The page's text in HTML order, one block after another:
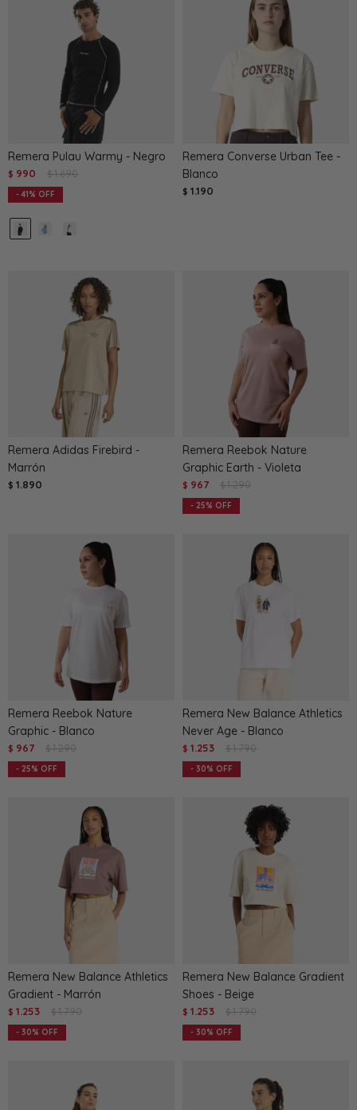
Remera Pulau Warmy - Negro
$ 990 $ 1.690
41
Remera Converse Urban Tee -
Blanco
$ 1.190
Remera Adidas Firebird -
Marrón
$ 1.890
Remera Reebok Nature
Graphic Earth - Violeta
$ 967 $ 1.290
25
Remera Reebok Nature
Graphic - Blanco
$ 967 $ 1.290
25
Remera New Balance Athletics
Never Age - Blanco
$ 1.253 $ 1.790
30
Remera New Balance Athletics
Gradient - Marrón
$ 1.253 $ 1.790
30
Remera New Balance Gradient
Shoes - Beige
$ 1.253 $ 1.790
30